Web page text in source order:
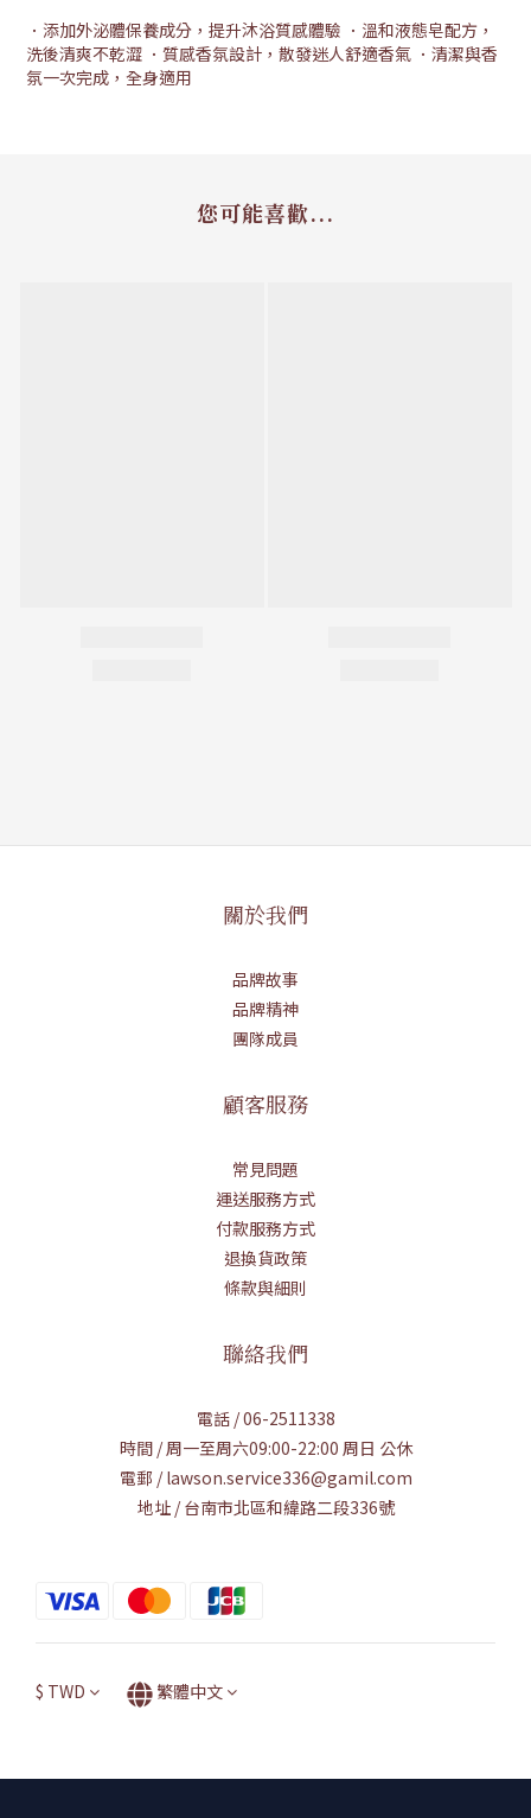
．添加外泌體保養成分，提升沐浴質感體驗 ．溫和液態皂配方，
洗後清爽不乾澀 ．質感香氛設計，散發迷人舒適香氣 ．清潔與香
氛一次完成，全身適用
您可能喜歡...
關於我們
品牌故事
品牌精神
團隊成員
顧客服務
常見問題
運送服務方式
付款服務方式
退換貨政策
條款與細則
聯絡我們
電話 / 06-2511338
時間 / 周一至周六09:00-22:00 周日 公休
電郵 / lawson.service336@gamil.com
地址 / 台南市北區和緯路二段336號
$ TWD 繁體中文